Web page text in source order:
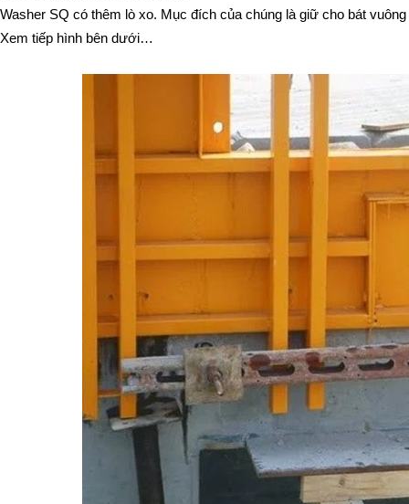
Washer SQ có thêm lò xo. Mục đích của chúng là giữ cho bát
Xem tiếp hình bên dưới…